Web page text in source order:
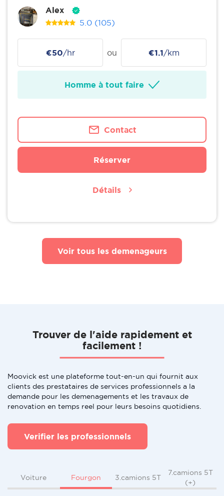
Alex
5.0 (105)
€50/hr ou €1.1/km
Homme à tout faire
Contact
Réserver
Détails
Voir tous les demenageurs
Trouver de l'aide rapidement et
facilement !
Moovick est une plateforme tout-en-un qui fournit aux
clients des prestataires de services professionnels a la
demande pour les demenagements et les travaux de
renovation en temps reel pour leurs besoins quotidiens.
Verifier les professionnels
Voiture Fourgon 3.camions 5T
7.camions 5T
(+)